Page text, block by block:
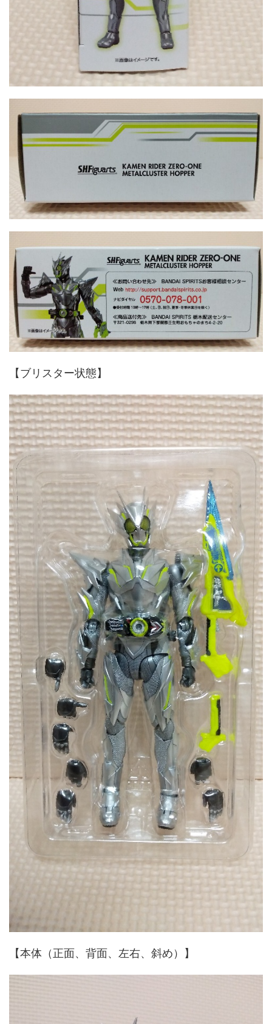
【ブリスター状態】
【本体（正面、背面、左右、斜め）】